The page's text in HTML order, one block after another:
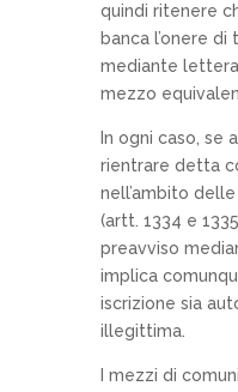
quindi ritenere
banca l’onere
mediante
mezzo
In ogni caso, se
rientrare detta
nell’ambito
(artt. 1334 e
preavviso
implica
iscrizione sia
illegittima.
I mezzi di